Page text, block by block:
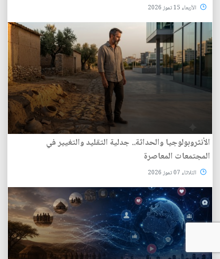
الأربعاء 15 تموز 2026
الأنثروبولوجيا والحداثة.. جدلية التقليد والتغيير في
المجتمعات المعاصرة
الثلاثاء 07 تموز 2026